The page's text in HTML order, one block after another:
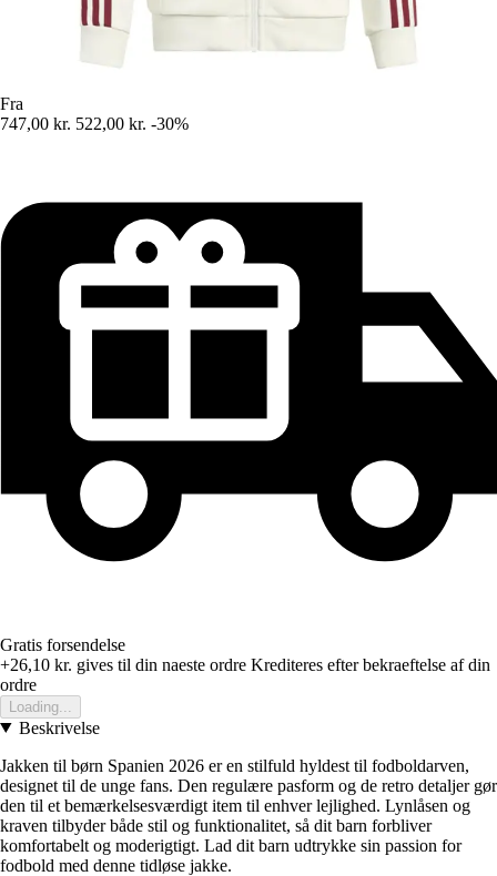
Fra
747,00 kr. 522,00 kr. -30%
Gratis forsendelse
+26,10 kr. gives til din naeste ordre Krediteres efter bekraeftelse af din
ordre
Loading...
Beskrivelse
Jakken til børn Spanien 2026 er en stilfuld hyldest til fodboldarven,
designet til de unge fans. Den regulære pasform og de retro detaljer gør
den til et bemærkelsesværdigt item til enhver lejlighed. Lynlåsen og
kraven tilbyder både stil og funktionalitet, så dit barn forbliver
komfortabelt og moderigtigt. Lad dit barn udtrykke sin passion for
fodbold med denne tidløse jakke.